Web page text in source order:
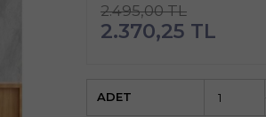
2.495,00 TL
2.370,25 TL
ADET